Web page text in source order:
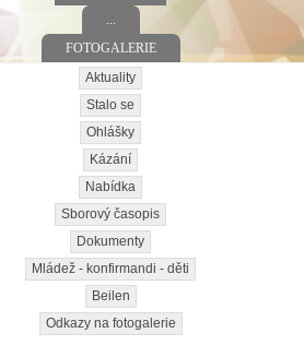
FOTOGALERIE
Aktuality
Stalo se
Ohlášky
Kázání
Nabídka
Sborový časopis
Dokumenty
Mládež - konfirmandi - děti
Beilen
Odkazy na fotogalerie